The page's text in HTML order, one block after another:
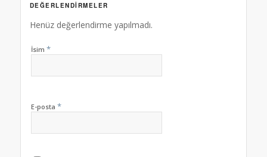
DEĞERLENDIRMELER
Henüz değerlendirme yapılmadı.
İsim *
E-posta *